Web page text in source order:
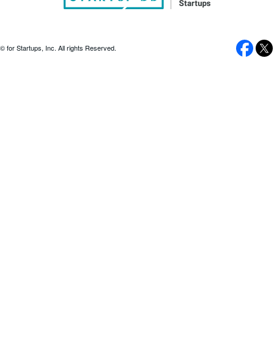
© for Startups, Inc. All rights Reserved.